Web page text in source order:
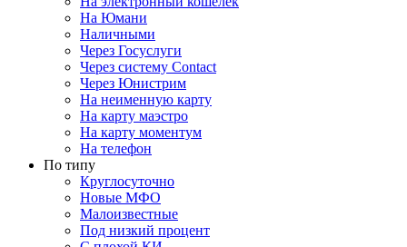
На Юмани
Наличными
Через Госуслуги
Через систему Contact
Через Юнистрим
На неименную карту
На карту маэстро
На карту моментум
На телефон
По типу
Круглосуточно
Новые МФО
Малоизвестные
Под низкий процент